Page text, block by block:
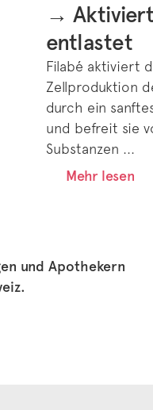
→
entlastet
Filabé aktiviert
Zellproduktion
durch ein
und befreit sie
Substanzen ...
Mehr lesen
und Apothekern